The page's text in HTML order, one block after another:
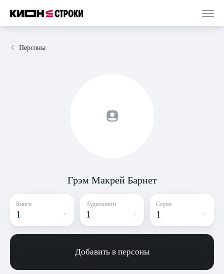
Персоны
Грэм Макрей Барнет
Книги
1
Аудиокниги
1
Серии
1
Добавить в персоны